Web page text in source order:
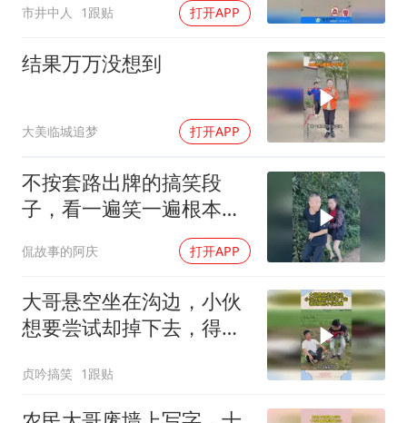
市井中人 1跟贴 打开APP
结果万万没想到
大美临城追梦 打开APP
不按套路出牌的搞笑段
子，看一遍笑一遍根本停
侃故事的阿庆 打开APP
大哥悬空坐在沟边，小伙
想要尝试却掉下去，得知
贞吟搞笑 1跟贴